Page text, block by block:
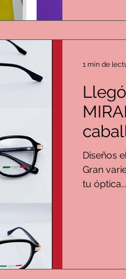
Diseños
Gran
tu
1 min de